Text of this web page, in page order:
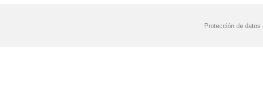
Protección de datos